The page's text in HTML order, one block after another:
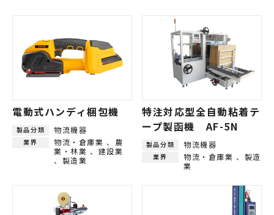
電動式ハンディ梱包機
製品分類 物流機器
業界 物流・倉庫業
農
業・林業
建設業
製造業
特注対応型全自動粘着テ
ープ製函機 AF-5N
製品分類 物流機器
業界 物流・倉庫業
製造
業